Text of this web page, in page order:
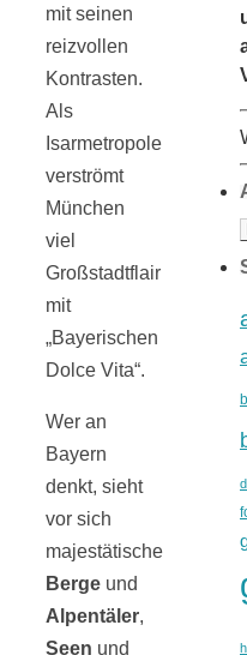
mit seinen
reizvollen
Kontrasten.
Als
Isarmetropole
verströmt
München
viel
Großstadtflair
mit
„Bayerischen
Dolce Vita“.
Wer an
Bayern
denkt, sieht
vor sich
majestätische
Berge und
Alpentäler,
Seen und